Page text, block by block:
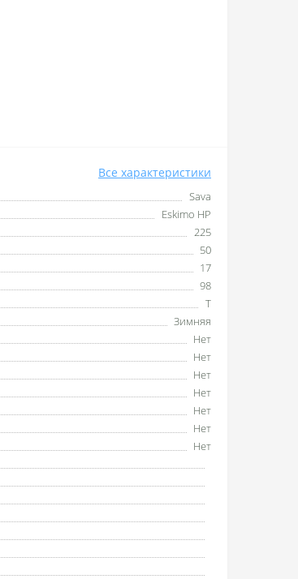
Все характеристики
Sava
Eskimo HP
225
50
17
98
T
Зимняя
Нет
Нет
Нет
Нет
Нет
Нет
Нет